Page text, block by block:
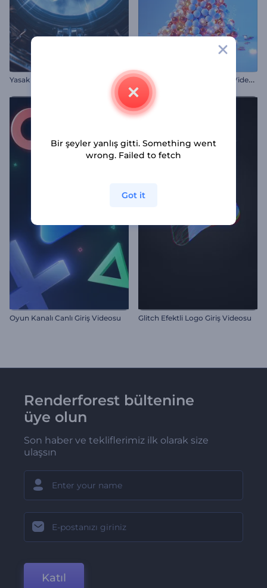
Yasak Biyo Laboratuvar Girişi N
oel Topundan Ağaç Giriş Videosu
Oyun Kanalı Canlı Giriş Videosu Glitch Efektli Logo Giriş Videosu
Renderforest bültenine
üye olun
Son haber ve tekliflerimiz ilk olarak size
ulaşsın
Katıl
Bir şeyler yanlış gitti. Something went
wrong. Failed to fetch
Got it